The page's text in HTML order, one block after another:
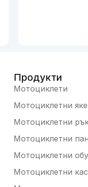
Продукти
Мотоциклети
Мотоциклетни
Мотоциклетни
Мотоциклетни
Мотоциклетни
Мотоциклетни